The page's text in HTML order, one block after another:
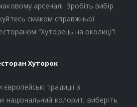
арсеналі. Зробіть вибір
смаком справжньої
“Хуторець на околиці”!
Хуторок
традиції з
національний колорит, виберіть